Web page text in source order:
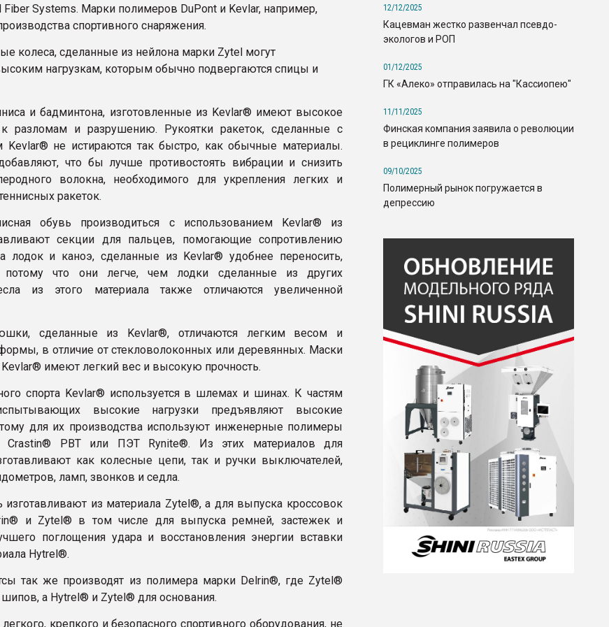
Fiber Systems. Марки полимеров DuPont и Kevlar, например,
спортивного снаряжения.
колеса, сделанные из нейлона марки Zytel могут
нагрузкам, которым обычно подвергаются спицы и
и бадминтона, изготовленные из Kevlar® имеют высокое
к разломам и разрушению. Рукоятки ракеток, сделанные с
Kevlar® не истираются так быстро, как обычные материалы.
что бы лучше противостоять вибрации и снизить
волокна, необходимого для укрепления легких и
ракеток.
обувь производиться с использованием Kevlar® из
секции для пальцев, помогающие сопротивлению
лодок и каноэ, сделанные из Kevlar® удобнее переносить,
потому что они легче, чем лодки сделанные из других
из этого материала также отличаются увеличенной
сделанные из Kevlar®, отличаются легким весом и
в отличие от стекловолоконных или деревянных. Маски
Kevlar® имеют легкий вес и высокую прочность.
спорта Kevlar® используется в шлемах и шинах. К частям
высокие нагрузки предъявляют высокие
для их производства используют инженерные полимеры
Crastin® PBT или ПЭТ Rynite®. Из этих материалов для
как колесные цепи, так и ручки выключателей,
ламп, звонков и седла.
из материала Zytel®, а для выпуска кроссовок
и Zytel® в том числе для выпуска ремней, застежек и
поглощения удара и восстановления энергии вставки
Hytrel®.
так же производят из полимера марки Delrin®, где Zytel®
а Hytrel® и Zytel® для основания.
крепкого и безопасного спортивного оборудования, не
12/12/2025
Кацевман жестко развенчал псевдо-
экологов и РОП
01/12/2025
ГК «Алеко» отправилась на "Кассиопею"
11/11/2025
Финская компания заявила о революции
в рециклинге полимеров
09/10/2025
Полимерный рынок погружается в
депрессию